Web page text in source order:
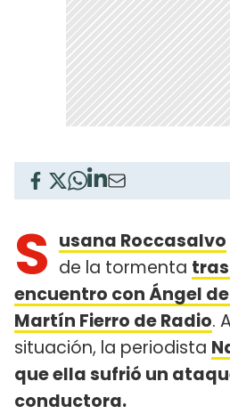
S usana Roccasalvo
de la tormenta
encuentro con Ángel
Martín Fierro de Radio.
situación, la periodista
que ella sufrió un
conductora.